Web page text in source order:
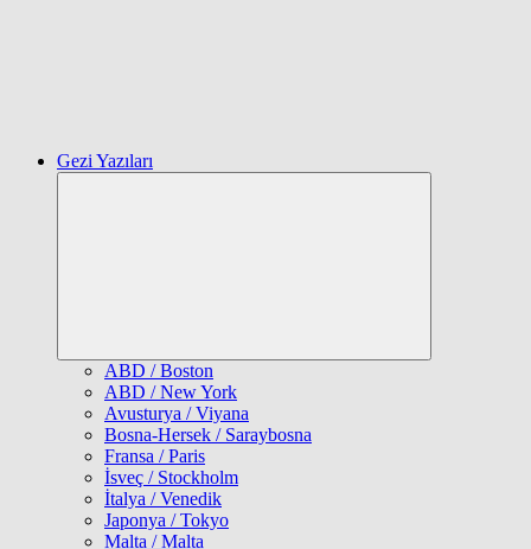
Gezi Yazıları
ABD / Boston
ABD / New York
Avusturya / Viyana
Bosna-Hersek / Saraybosna
Fransa / Paris
İsveç / Stockholm
İtalya / Venedik
Japonya / Tokyo
Malta / Malta